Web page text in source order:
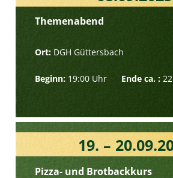
Themenabend
Ort: DGH Güttersbach
Beginn: 19:00 Uhr Ende ca. :
19. –
Pizza- und Brotbackkurs